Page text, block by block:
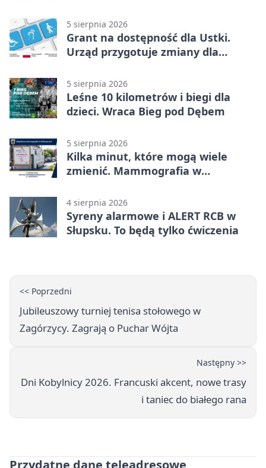
5 sierpnia 2026
Grant na dostępność dla Ustki.
Urząd przygotuje zmiany dla
5 sierpnia 2026
Leśne 10 kilometrów i biegi dla
dzieci. Wraca Bieg pod Dębem
5 sierpnia 2026
Kilka minut, które mogą wiele
zmienić. Mammografia w
4 sierpnia 2026
Syreny alarmowe i ALERT RCB w
Słupsku. To będą tylko ćwiczenia
<< Poprzedni
Jubileuszowy turniej tenisa stołowego w
Zagórzycy. Zagrają o Puchar Wójta
Następny >>
Dni Kobylnicy 2026. Francuski akcent, nowe trasy
i taniec do białego rana
Przydatne dane teleadresowe